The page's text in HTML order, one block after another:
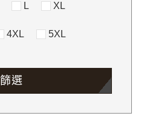
L XL
4XL 5XL
篩選